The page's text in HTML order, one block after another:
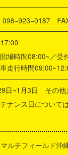
08:00~／受付
間09:00~12:00
~1月3日 その他
日についてはス
チフィールド沖